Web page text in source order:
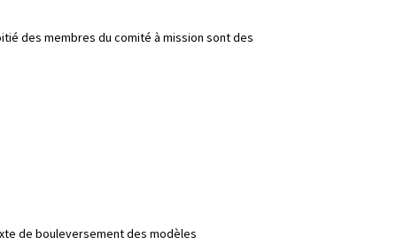
des membres du comité à mission sont des
de bouleversement des modèles